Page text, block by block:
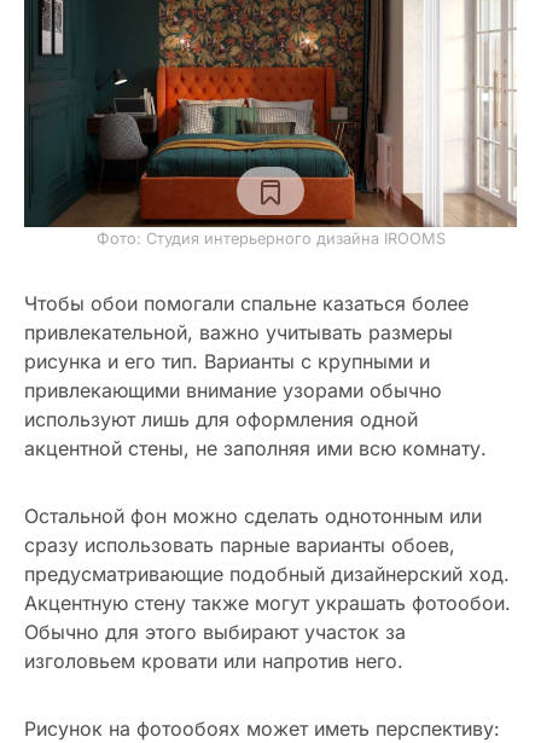
Фото: Студия интерьерного дизайна IROOMS
Чтобы обои помогали спальне казаться более
привлекательной, важно учитывать размеры
рисунка и его тип. Варианты с крупными и
привлекающими внимание узорами обычно
используют лишь для оформления одной
акцентной стены, не заполняя ими всю комнату.
Остальной фон можно сделать однотонным или
сразу использовать парные варианты обоев,
предусматривающие подобный дизайнерский ход.
Акцентную стену также могут украшать фотообои.
Обычно для этого выбирают участок за
изголовьем кровати или напротив него.
Рисунок на фотообоях может иметь перспективу: